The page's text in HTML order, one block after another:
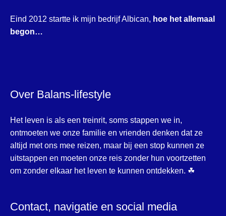
Eind 2012 startte ik mijn bedrijf Albican, hoe het allemaal
begon…
Over Balans-lifestyle
Het leven is als een treinrit, soms stappen we in,
ontmoeten we onze familie en vrienden denken dat ze
altijd met ons mee reizen, maar bij een stop kunnen ze
uitstappen en moeten onze reis zonder hun voortzetten
om zonder elkaar het leven te kunnen ontdekken. ☘
Contact, navigatie en social media